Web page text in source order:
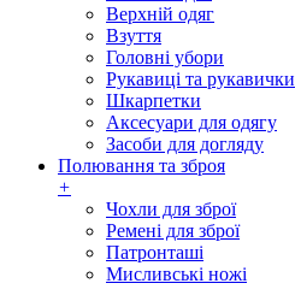
Верхній одяг
Взуття
Головні убори
Рукавиці та рукавички
Шкарпетки
Аксесуари для одягу
Засоби для догляду
Полювання та зброя
+
Чохли для зброї
Ремені для зброї
Патронташі
Мисливські ножі